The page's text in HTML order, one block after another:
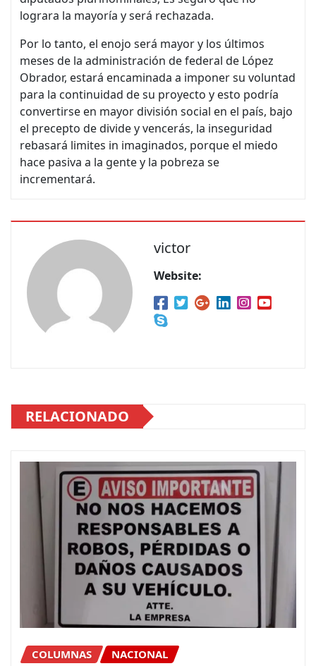
lograra la mayoría y será rechazada.
Por lo tanto, el enojo será mayor y los últimos
meses de la administración de federal de López
Obrador, estará encaminada a imponer su voluntad
para la continuidad de su proyecto y esto podría
convertirse en mayor división social en el país, bajo
el precepto de divide y vencerás, la inseguridad
rebasará limites in imaginados, porque el miedo
hace pasiva a la gente y la pobreza se
incrementará.
victor
Website:
RELACIONADO
COLUMNAS NACIONAL